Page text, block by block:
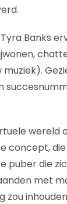
Banks
wereld
concept,
puber die
met
zou